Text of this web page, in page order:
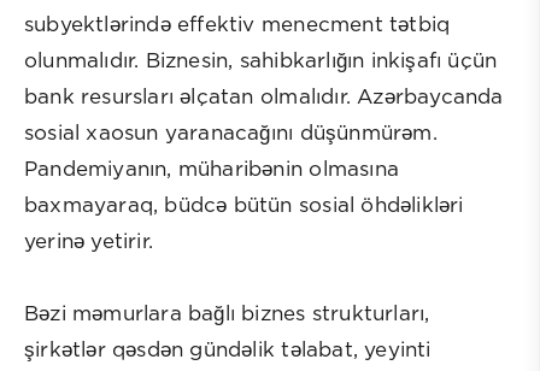
subyektlərində effektiv menecment tətbiq
olunmalıdır. Biznesin, sahibkarlığın inkişafı üçün
bank resursları əlçatan olmalıdır. Azərbaycanda
sosial xaosun yaranacağını düşünmürəm.
Pandemiyanın, müharibənin olmasına
baxmayaraq, büdcə bütün sosial öhdəlikləri
yerinə yetirir.
Bəzi məmurlara bağlı biznes strukturları,
şirkətlər qəsdən gündəlik təlabat, yeyinti